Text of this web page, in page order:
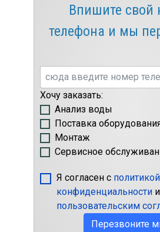
Впишите свой
телефона и мы
Хочу заказать:
Анализ воды
Поставка
Монтаж
Сервисное
Я согласен с политикой
конфиденциальностии
пользовательским
Перезвоните